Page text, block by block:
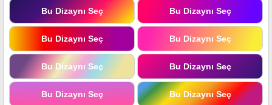
Bu Dizaynı Seç Bu Dizaynı Seç
Bu Dizaynı Seç Bu Dizaynı Seç
Bu Dizaynı Seç Bu Dizaynı Seç
Bu Dizaynı Seç Bu Dizaynı Seç